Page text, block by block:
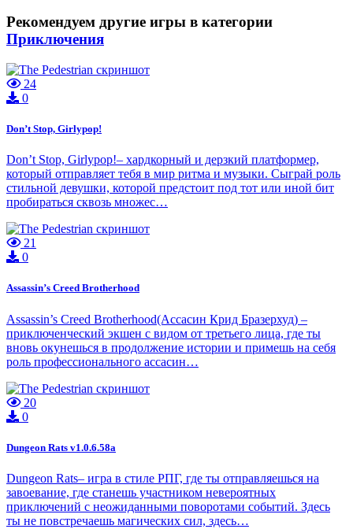
Рекомендуем другие игры в категории
Приключения
24
0
Don’t Stop, Girlypop!
Don’t Stop, Girlypop!– хардкорный и дерзкий платформер,
который отправляет тебя в мир ритма и музыки. Сыграй роль
стильной девушки, которой предстоит под тот или иной бит
пробираться сквозь множес…
21
0
Assassin’s Creed Brotherhood
Assassin’s Creed Brotherhood(Ассасин Крид Бразерхуд) –
приключенческий экшен с видом от третьего лица, где ты
вновь окунешься в продолжение истории и примешь на себя
роль профессионального ассасин…
20
0
Dungeon Rats v1.0.6.58a
Dungeon Rats– игра в стиле РПГ, где ты отправляешься на
завоевание, где станешь участником невероятных
приключений с неожиданными поворотами событий. Здесь
ты не повстречаешь магических сил, здесь…